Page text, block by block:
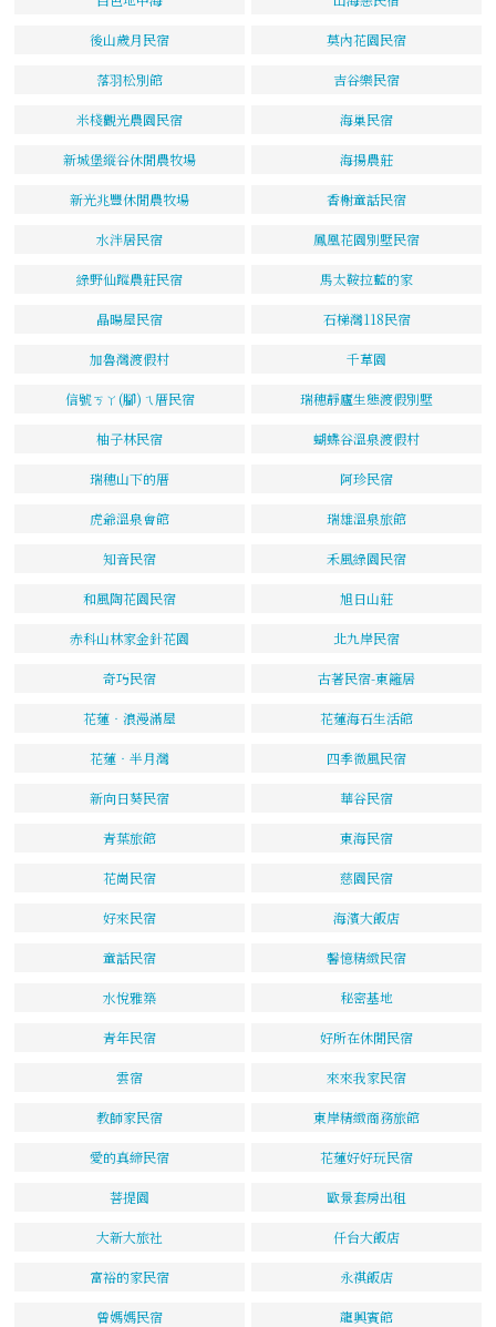
後山歲月民宿 莫內花園民宿
落羽松別館 吉谷樂民宿
米棧觀光農園民宿 海巢民宿
新城堡縱谷休閒農牧場 海揚農莊
新光兆豐休閒農牧場 香榭童話民宿
水泮居民宿 鳳凰花園別墅民宿
綠野仙蹤農莊民宿 馬太鞍拉藍的家
晶暘屋民宿 石梯灣118民宿
加魯灣渡假村 千草園
信號ㄎㄚ(腳)ㄟ厝民宿 瑞穗靜廬生態渡假別墅
柚子林民宿 蝴蝶谷溫泉渡假村
瑞穗山下的厝 阿珍民宿
虎爺溫泉會館 瑞雄溫泉旅館
知音民宿 禾風綠園民宿
和風陶花園民宿 旭日山莊
赤科山林家金針花園 北九岸民宿
奇巧民宿 古著民宿-東籬居
花蓮‧浪漫滿屋 花蓮海石生活館
花蓮‧半月灣 四季微風民宿
新向日葵民宿 華谷民宿
青葉旅館 東海民宿
花崗民宿 慈園民宿
好來民宿 海濱大飯店
童話民宿 馨憶精緻民宿
水悅雅築 秘密基地
青年民宿 好所在休閒民宿
雲宿 來來我家民宿
教師家民宿 東岸精緻商務旅館
愛的真締民宿 花蓮好好玩民宿
菩提園 歐景套房出租
大新大旅社 仟台大飯店
富裕的家民宿 永祺飯店
曾媽媽民宿 龍興賓館